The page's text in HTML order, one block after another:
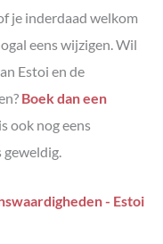
je inderdaad welkom
eens wijzigen. Wil
Estoi en de
Boek dan een
ook nog eens